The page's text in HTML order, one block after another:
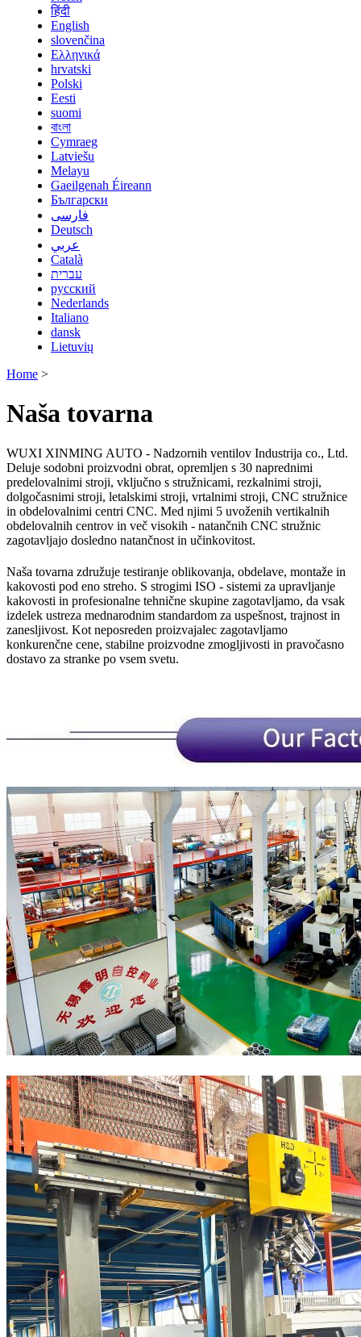
हिंदी
English
slovenčina
Ελληνικά
hrvatski
Polski
Eesti
suomi
বাংলা
Cymraeg
Latviešu
Melayu
Gaeilgenah Éireann
Български
فارسی
Deutsch
عربي
Català
עברית
русский
Nederlands
Italiano
dansk
Lietuvių
Home >
Naša tovarna
WUXI XINMING AUTO - Nadzornih ventilov Industrija co., Ltd.
Deluje sodobni proizvodni obrat, opremljen s 30 naprednimi
predelovalnimi stroji, vključno s stružnicami, rezkalnimi stroji,
dolgočasnimi stroji, letalskimi stroji, vrtalnimi stroji, CNC stružnice
in obdelovalnimi centri CNC. Med njimi 5 uvoženih vertikalnih
obdelovalnih centrov in več visokih - natančnih CNC stružnic
zagotavljajo dosledno natančnost in učinkovitost.
Naša tovarna združuje testiranje oblikovanja, obdelave, montaže in
kakovosti pod eno streho. S strogimi ISO - sistemi za upravljanje
kakovosti in profesionalne tehnične skupine zagotavljamo, da vsak
izdelek ustreza mednarodnim standardom za uspešnost, trajnost in
zanesljivost. Kot neposreden proizvajalec zagotavljamo
konkurenčne cene, stabilne proizvodne zmogljivosti in pravočasno
dostavo za stranke po vsem svetu.